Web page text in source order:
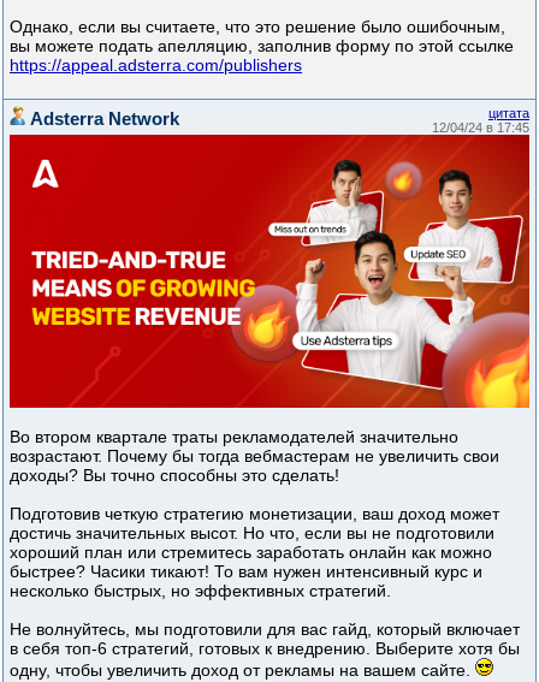
Однако, если вы считаете, что это решение было ошибочным,
вы можете подать апелляцию, заполнив форму по этой ссылке
https://appeal.adsterra.com/publishers
цитата
12/04/24 в 17:45
Adsterra Network
Во втором квартале траты рекламодателей значительно
возрастают. Почему бы тогда вебмастерам не увеличить свои
доходы? Вы точно способны это сделать!
Подготовив четкую стратегию монетизации, ваш доход может
достичь значительных высот. Но что, если вы не подготовили
хороший план или стремитесь заработать онлайн как можно
быстрее? Часики тикают! То вам нужен интенсивный курс и
несколько быстрых, но эффективных стратегий.
Не волнуйтесь, мы подготовили для вас гайд, который включает
в себя топ-6 стратегий, готовых к внедрению. Выберите хотя бы
одну, чтобы увеличить доход от рекламы на вашем сайте.